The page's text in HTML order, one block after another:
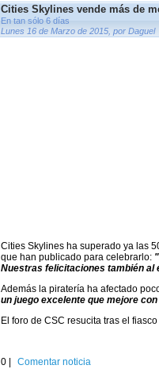
Cities Skylines vende más de
En tan sólo 6 días
Lunes 16 de Marzo de 2015, por Daguel
Cities Skylines ha superado ya las
que han publicado para celebrarlo:
Nuestras felicitaciones también al
Además la piratería ha afectado
un juego excelente que mejore
El foro de CSC resucita tras el
0 | Comentar noticia